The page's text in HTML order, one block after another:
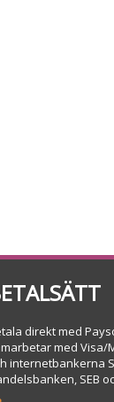
direkt med
med Visa/
internetbankerna
SEB